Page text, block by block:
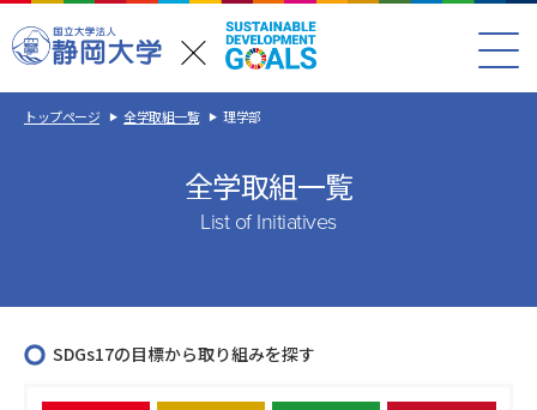
トップページ 全学取組一覧 理学部
全学取組一覧
List of Initiatives
SDGs17の目標から取り組みを探す